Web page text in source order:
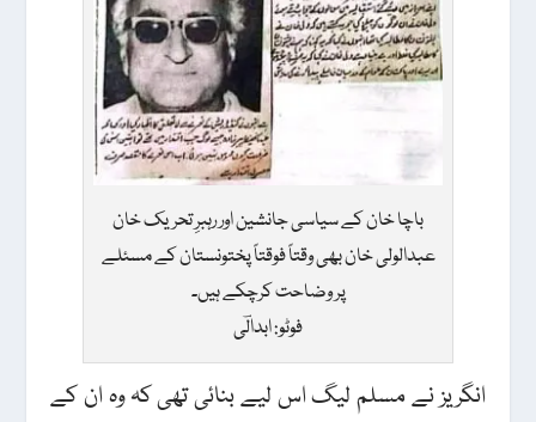
باچا خان کے سیاسی جانشین اور رہبرِ تحریک خان
عبدالولی خان بھی وقتاً فوقتاً پختونستان کے مسئلے
پر وضاحت کرچکے ہیں۔
فوٹو: ابدالؔی
انگریز نے مسلم لیگ اس لیے بنائی تھی کہ وہ ان کے